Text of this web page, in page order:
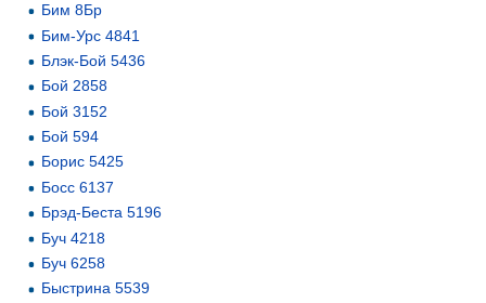
Бим 8Бр
Бим-Урс 4841
Блэк-Бой 5436
Бой 2858
Бой 3152
Бой 594
Борис 5425
Босс 6137
Брэд-Беста 5196
Буч 4218
Буч 6258
Быстрина 5539